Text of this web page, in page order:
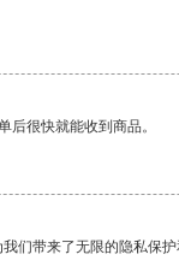
后很快就能收到商品。
们带来了无限的隐私保护